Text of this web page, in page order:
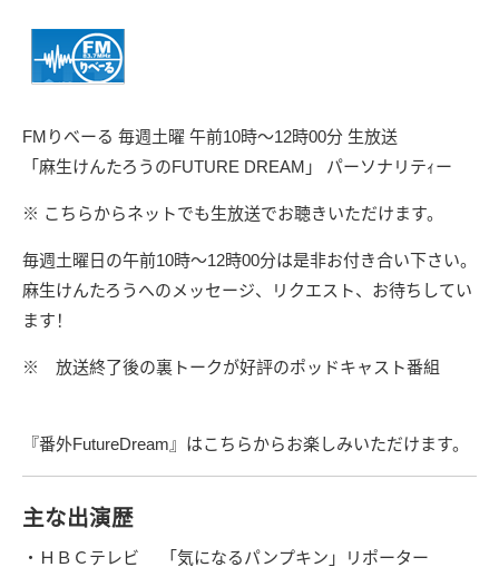
FMりべーる 毎週土曜 午前10時～12時00分 生放送
「麻生けんたろうのFUTURE DREAM」 パーソナリテｨー
※ こちらからネットでも生放送でお聴きいただけます。
毎週土曜日の午前10時～12時00分は是非お付き合い下さい。
麻生けんたろうへのメッセージ、リクエスト、お待ちしてい
ます！
※ 放送終了後の裏トークが好評のポッドキャスト番組
『番外FutureDream』はこちらからお楽しみいただけます。
主な出演歴
・ＨＢＣテレビ 「気になるパンプキン」リポーター